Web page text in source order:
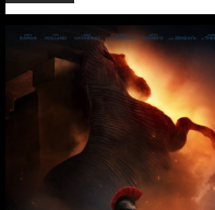
LES GENDARMES
Horaires et Infos
Bande-annonce